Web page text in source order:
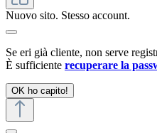
Nuovo sito. Stesso account.
Se eri già cliente, non serve
È sufficiente recuperare la
OK ho capito!